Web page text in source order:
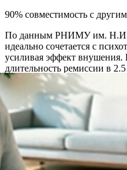
90% совместимость с
По данным РНИМУ им. Н.И.
идеально сочетается с
усиливая эффект
длительность ремиссии в
монотерапией.
Акции и